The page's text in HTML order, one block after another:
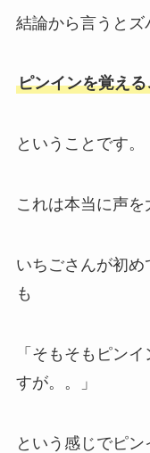
結論から言うとズ
ピンインを覚え
ということです。
これは本当に声を
いちごさんが初
も
「そもそもピン
すが。。」
という感じでピ